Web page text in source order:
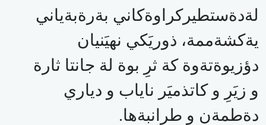
لةدةستطيركراوةكاني بةرةبةياني
يةكشةممة، ذوريَكي نهيَنيان
دؤزيوةتةوة كة ثرِ بوة لة جانتا ثارة
و زيَرِ و كاتذميَر ناياب و دياري
دةطمةن و طرانبةها.